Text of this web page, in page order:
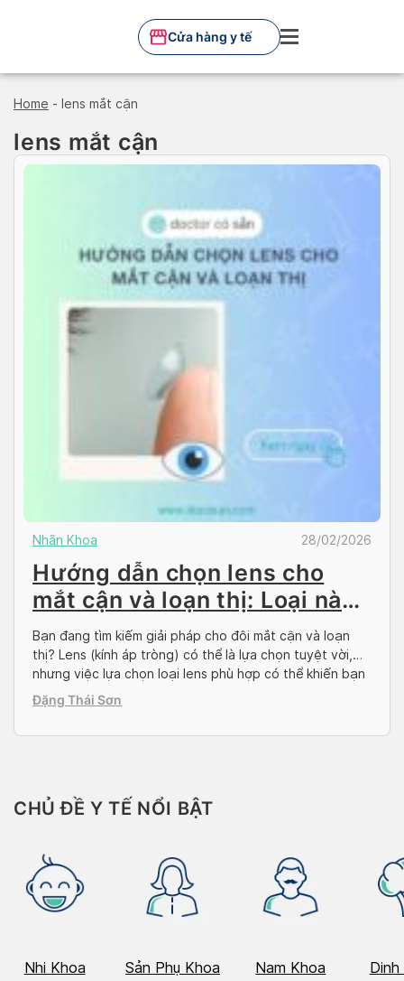
Cửa hàng y tế
Home - lens mắt cận
lens mắt cận
Nhãn Khoa 28/02/2026
Hướng dẫn chọn lens cho
mắt cận và loạn thị: Loại nào
tốt nhất?
Bạn đang tìm kiếm giải pháp cho đôi mắt cận và loạn
thị? Lens (kính áp tròng) có thể là lựa chọn tuyệt vời,
nhưng việc lựa chọn loại lens phù hợp có thể khiến bạn
băn khoăn. Đừng lo lắng! Bài viết này, Docosan sẽ
hướng dẫn bạn cách chọn lens cho mắt cận […]
Đặng Thái Sơn
CHỦ ĐỀ Y TẾ NỔI BẬT
Nhi Khoa Sản Phụ Khoa Nam Khoa Dinh